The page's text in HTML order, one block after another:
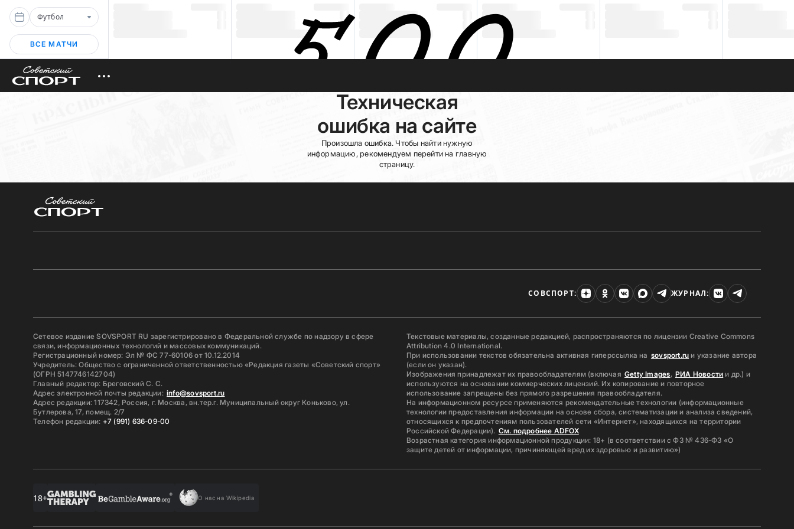
Футбол
ВСЕ МАТЧИ
Техническая
ошибка на сайте
Произошла ошибка. Чтобы найти нужную
информацию, рекомендуем перейти на главную
страницу.
СОВСПОРТ: ЖУРНАЛ:
Сетевое издание SOVSPORT RU зарегистрировано в Федеральной службе по надзору в сфере
связи, информационных технологий и массовых коммуникаций.
Регистрационный номер: Эл № ФС 77-60106 от 10.12.2014
Учредитель: Общество с ограниченной ответственностью «Редакция газеты «Советский спорт»
(ОГРН 5147746142704)
Главный редактор: Бреговский С. С.
Адрес электронной почты редакции: info@sovsport.ru
Адрес редакции: 117342, Россия, г. Москва, вн.тер.г. Муниципальный округ Коньково, ул.
Бутлерова, 17, помещ. 2/7
Телефон редакции: +7 (991) 636-09-00
Текстовые материалы, созданные редакцией, распространяются по лицензии Creative Commons
Attribution 4.0 International.
При использовании текстов обязательна активная гиперссылка на sovsport.ru и указание автора
(если он указан).
Изображения принадлежат их правообладателям (включая Getty Images, РИА Новости и др.) и
используются на основании коммерческих лицензий. Их копирование и повторное
использование запрещены без прямого разрешения правообладателя.
На информационном ресурсе применяются рекомендательные технологии (информационные
технологии предоставления информации на основе сбора, систематизации и анализа сведений,
относящихся к предпочтениям пользователей сети «Интернет», находящихся на территории
Российской Федерации). См. подробнее ADFOX
Возрастная категория информационной продукции: 18+ (в соответствии с ФЗ № 436-ФЗ «О
защите детей от информации, причиняющей вред их здоровью и развитию»)
18+ О нас на Wikipedia